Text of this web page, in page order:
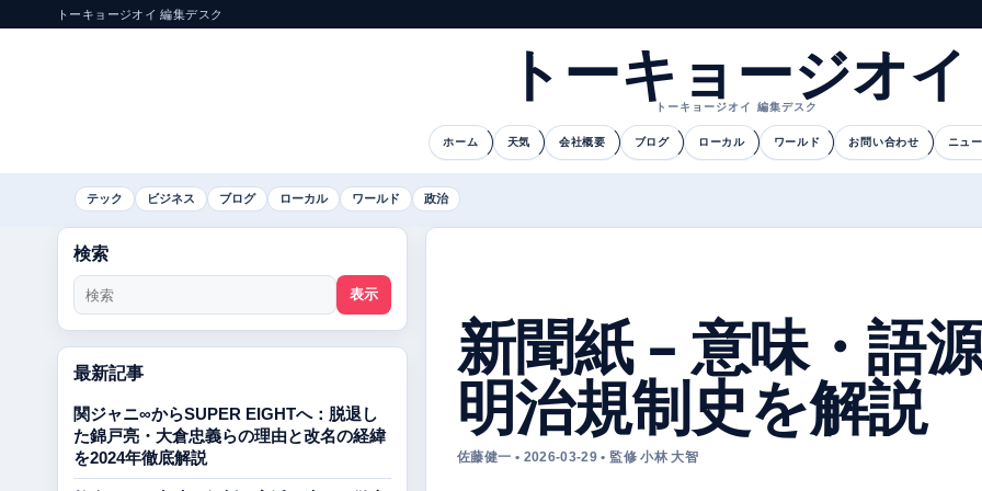
トーキョージオイ 編集デスク
トーキョージオイ
トーキョージオイ 編集デスク
ホーム 天気 会社概要 ブログ ローカル ワールド お問い合わせ ニュ
テック ビジネス ブログ ローカル ワールド 政治
新聞紙 – 意味・語
明治規制史を解説
佐藤健一 • 2026-03-29 • 監修 小林 大智
検索
表示
最新記事
関ジャニ∞からSUPER EIGHTへ：脱退し
た錦戸亮・大倉忠義らの理由と改名の経緯
を2024年徹底解説